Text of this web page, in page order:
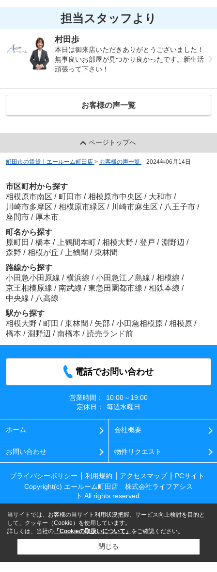
担当スタッフより
村田歩
本日は御来店いただきありがとうございました！
無事良いお部屋が見つかり良かったです。新生活
頑張って下さい！
お客様の声一覧
ページトップへ
町田市の賃貸｜エールーム町田店 > お客様の声一覧 2024年06月14日
市区町村から探す
相模原市南区 / 町田市 / 相模原市中央区 / 大和市 /
川崎市多摩区 / 相模原市緑区 / 川崎市麻生区 / 八王子市 /
座間市 / 厚木市
町名から探す
原町田 / 橋本 / 上鶴間本町 / 相模大野 / 登戸 / 淵野辺 /
森野 / 相模が丘 / 上鶴間 / 東林間
路線から探す
小田急小田原線 / 横浜線 / 小田急江ノ島線 / 相模線 /
京王相模原線 / 南武線 / 東急田園都市線 / 相鉄本線 /
中央線 / 八高線
駅から探す
相模大野 / 町田 / 東林間 / 矢部 / 小田急相模原 / 相模原 /
橋本 / 淵野辺 / 南橋本 / 読売ランド前
電話でお問い合わせ
営業時間：
10:00～19:00
定休日：
毎週水曜日
ホーム 会社概要
お問い合わせ 物件リクエスト
プライバシーポリシー 利用規約 アクセスマップ
PCサイト
Copyright(c) エールーム町田店 株式会社ライフアシス
ト All rights reserved.
当サイトでは、お客様の当サイト利用状況把握、サービス向上検討を目的と
して、クッキー（Cookie）を使用しています。
詳しくは、当社の 「Cookieの取扱いについて」 をご確認ください。
閉じる